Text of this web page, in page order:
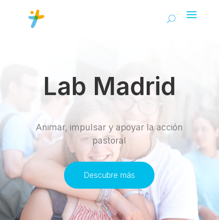
Lab Madrid
Animar, impulsar y apoyar la acción
pastoral
Descubre más